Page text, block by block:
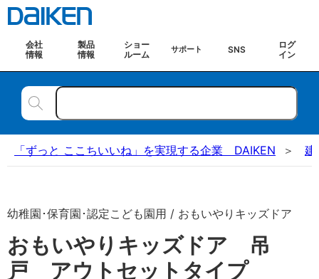
会社
情報
製品
情報
ショー
ルーム
サポート SNS
ログ
イン
「ずっと ここちいいね」を実現する企業 DAIKEN 建
幼稚園･保育園･認定こども園用 / おもいやりキッズドア
おもいやりキッズドア 吊
戸 アウトセットタイプ